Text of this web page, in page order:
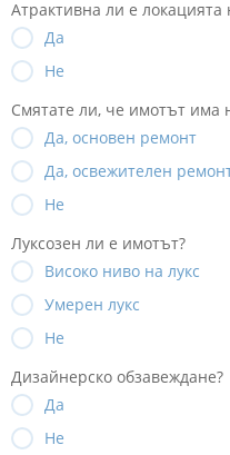
Атрактивна ли е локацията
Да
Не
Смятате ли, че имотът има
Да, основен ремонт
Да, освежителен
Не
Луксозен ли е имотът?
Високо ниво на лукс
Умерен лукс
Не
Дизайнерско обзавеждане?
Да
Не